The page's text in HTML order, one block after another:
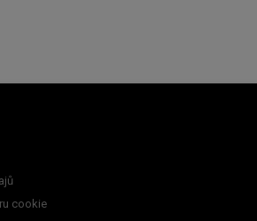
cookie